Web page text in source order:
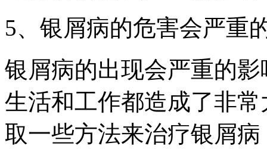
5、银屑病的危害会严重
银屑病的出现会严重的
生活和工作都造成了非
取一些方法来治疗银屑